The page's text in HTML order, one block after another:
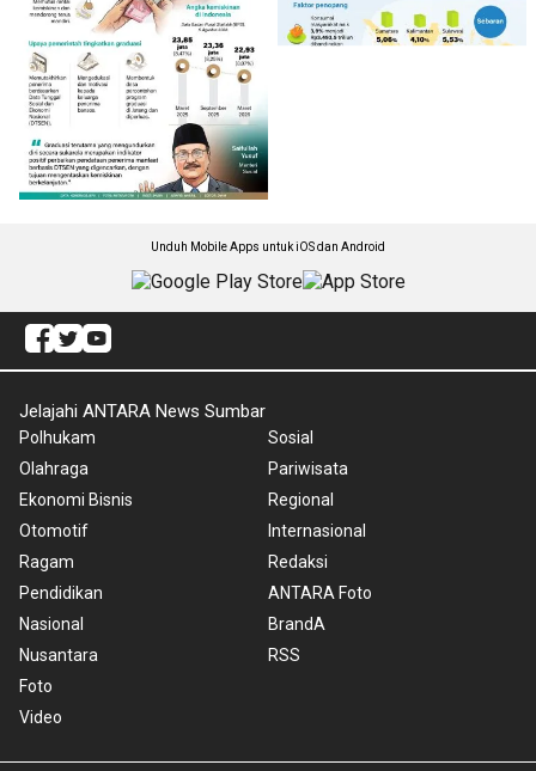
Unduh Mobile Apps untuk iOS dan Android
Jelajahi ANTARA News Sumbar
Polhukam
Olahraga
Ekonomi Bisnis
Otomotif
Ragam
Pendidikan
Nasional
Nusantara
Foto
Video
Sosial
Pariwisata
Regional
Internasional
Redaksi
ANTARA Foto
BrandA
RSS